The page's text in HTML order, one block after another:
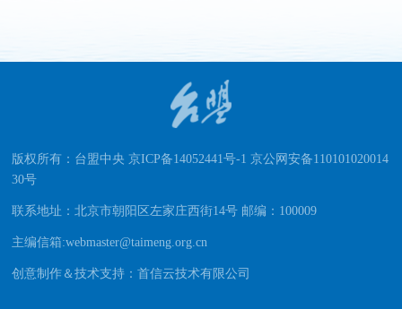
版权所有：台盟中央 京ICP备14052441号-1 京公网安备110101020014
30号
联系地址：北京市朝阳区左家庄西街14号 邮编：100009
主编信箱:webmaster@taimeng.org.cn
创意制作＆技术支持：首信云技术有限公司